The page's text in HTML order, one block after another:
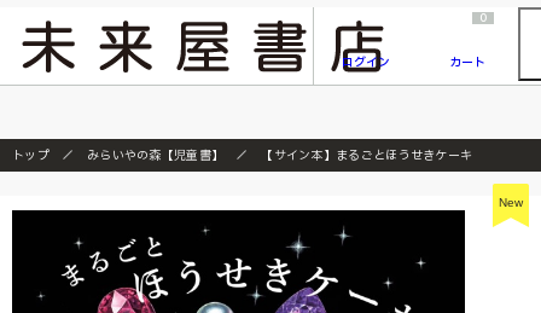
『ONE PIECE magazine 021 ONE PIECEカード付き同梱版』発売延期のご案内
ログイン
0
カート
トップ みらいやの森【児童書】 【サイン本】まるごとほうせきケーキ
New